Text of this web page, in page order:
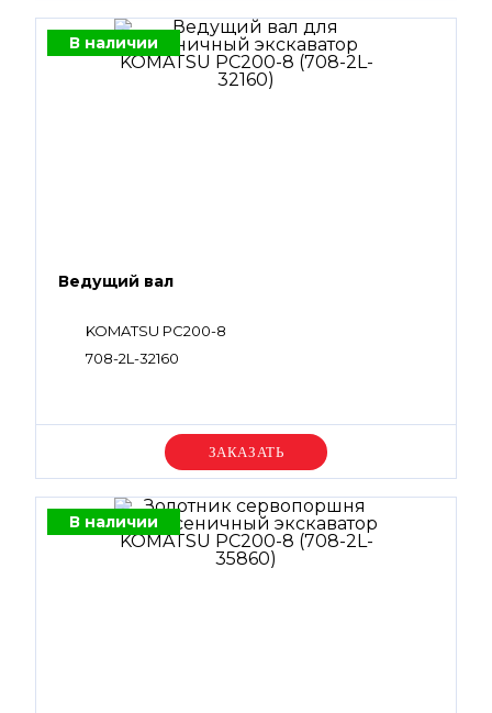
В наличии
Ведущий вал
KOMATSU PC200-8
708-2L-32160
Уточняйте цену
В наличии